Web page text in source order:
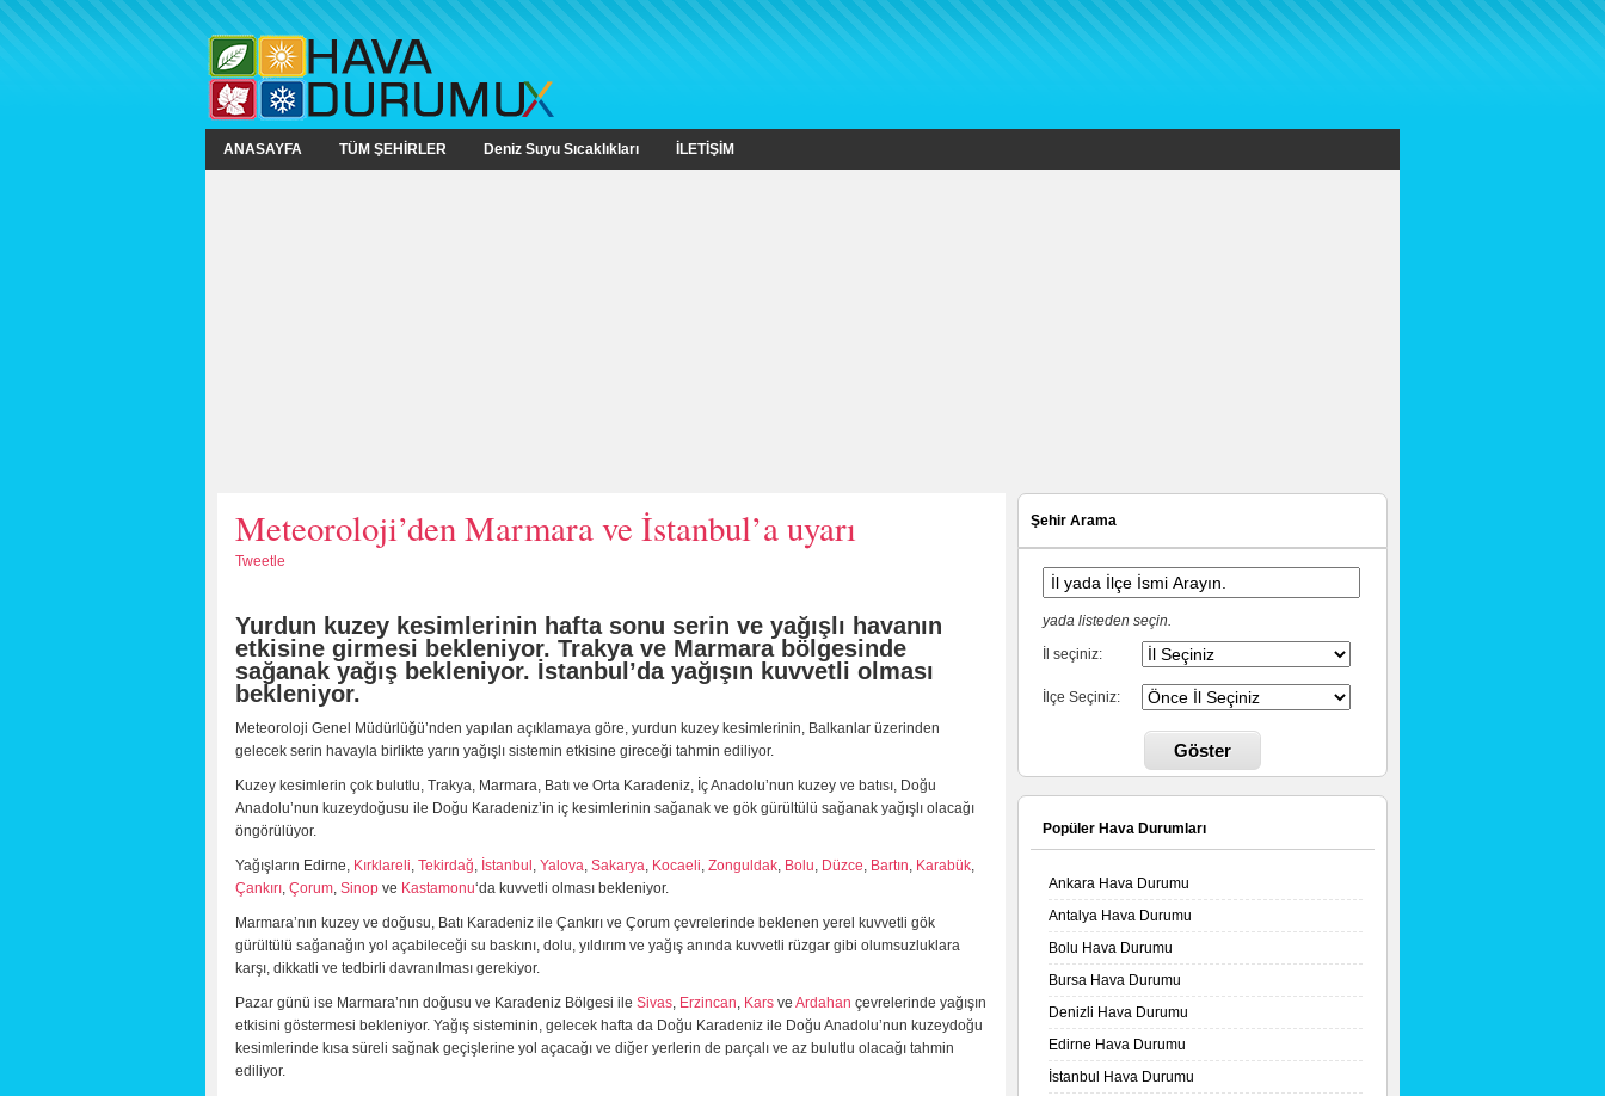
ANASAYFA TÜM ŞEHİRLER Deniz Suyu Sıcaklıkları İLETİŞİM
Meteoroloji’den Marmara ve İstanbul’a uyarı
Tweetle
Yurdun kuzey kesimlerinin hafta sonu serin ve yağışlı havanın
etkisine girmesi bekleniyor. Trakya ve Marmara bölgesinde
sağanak yağış bekleniyor. İstanbul’da yağışın kuvvetli olması
bekleniyor.
Meteoroloji Genel Müdürlüğü’nden yapılan açıklamaya göre, yurdun kuzey kesimlerinin, Balkanlar üzerinden
gelecek serin havayla birlikte yarın yağışlı sistemin etkisine gireceği tahmin ediliyor.
Kuzey kesimlerin çok bulutlu, Trakya, Marmara, Batı ve Orta Karadeniz, İç Anadolu’nun kuzey ve batısı, Doğu
Anadolu’nun kuzeydoğusu ile Doğu Karadeniz’in iç kesimlerinin sağanak ve gök gürültülü sağanak yağışlı olacağı
öngörülüyor.
Yağışların Edirne, Kırklareli, Tekirdağ, İstanbul , Yalova, Sakarya, Kocaeli, Zonguldak, Bolu, Düzce, Bartın, Karabük,
Çankırı, Çorum, Sinop ve Kastamonu‘da kuvvetli olması bekleniyor.
Marmara’nın kuzey ve doğusu, Batı Karadeniz ile Çankırı ve Çorum çevrelerinde beklenen yerel kuvvetli gök
gürültülü sağanağın yol açabileceği su baskını, dolu, yıldırım ve yağış anında kuvvetli rüzgar gibi olumsuzluklara
karşı, dikkatli ve tedbirli davranılması gerekiyor.
Pazar günü ise Marmara’nın doğusu ve Karadeniz Bölgesi ile Sivas, Erzincan, Kars ve Ardahan çevrelerinde yağışın
etkisini göstermesi bekleniyor. Yağış sisteminin, gelecek hafta da Doğu Karadeniz ile Doğu Anadolu’nun kuzeydoğu
kesimlerinde kısa süreli sağnak geçişlerine yol açacağı ve diğer yerlerin de parçalı ve az bulutlu olacağı tahmin
ediliyor.
Şehir Arama
yada listeden seçin.
İl seçiniz:
İlçe Seçiniz:
Göster
Popüler Hava Durumları
Ankara Hava Durumu
Antalya Hava Durumu
Bolu Hava Durumu
Bursa Hava Durumu
Denizli Hava Durumu
Edirne Hava Durumu
İstanbul Hava Durumu